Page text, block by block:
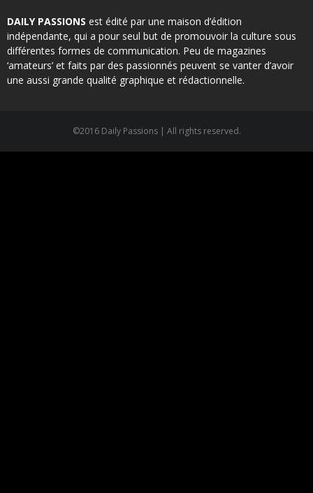
DAILY PASSIONS est édité par une maison d’édition
indépendante, qui a pour seul but de promouvoir la culture sous
différentes formes de communication. Peu de magazines
‘amateurs’ et faits par des passionnés peuvent se vanter d’avoir
une aussi grande qualité graphique et rédactionnelle.
©2016 Daily Passions | All rights reserved.